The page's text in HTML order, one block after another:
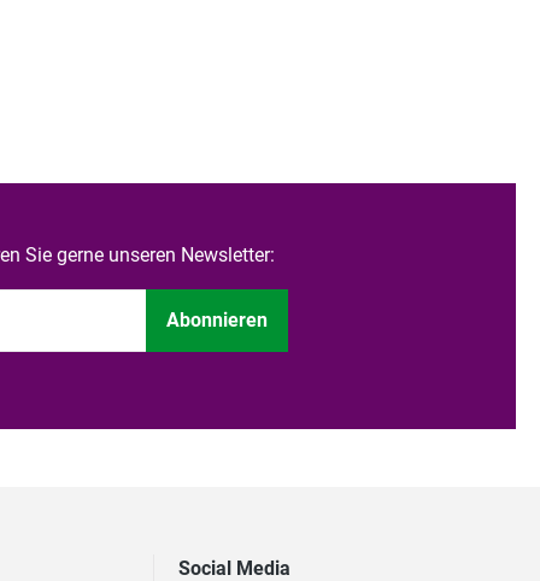
Sie gerne unseren Newsletter:
Abonnieren
Social Media